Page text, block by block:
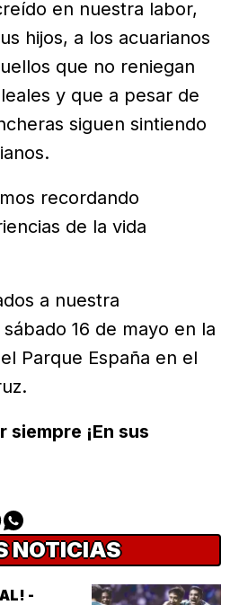
en nuestra labor,
hijos, a los acuarianos
que no reniegan
y que a pesar de
siguen sintiendo
recordando
de la vida
a nuestra
16 de mayo en la
Parque España en el
¡En sus
NOTICIAS
-